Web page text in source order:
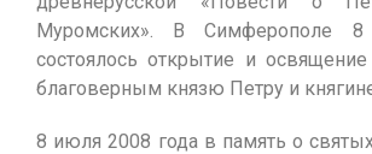
Муромских». В Симферополе
состоялось открытие и
благоверным князю Петру и
8 июля 2008 года в память о